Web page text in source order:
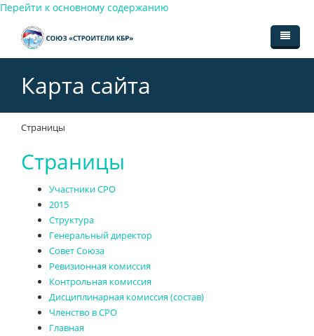
Перейти к основному содержанию
Органы СРО
Структура СРО
Общее собрание членов
Совет Союза
Генеральный директор
Контрольная комиссия
Ревизионная комиссия
Дисциплинарная комиссия
Членство в СРО
Вступление
Размеры взносов
Прекращение членства
Документы
Устав СРО
Внутренние документы
Решения генерального директора
Протоколы общего собрания
Протоколы Совета
Проекты документов к ОС
Новости
Контакты
Участники
Карта сайта
Страницы
Страницы
Участники СРО
2015
Структура
Генеральный директор
Совет Союза
Ревизионная комиссия
Контрольная комиссия
Дисциплинарная комиссия (состав)
Членство в СРО
Главная